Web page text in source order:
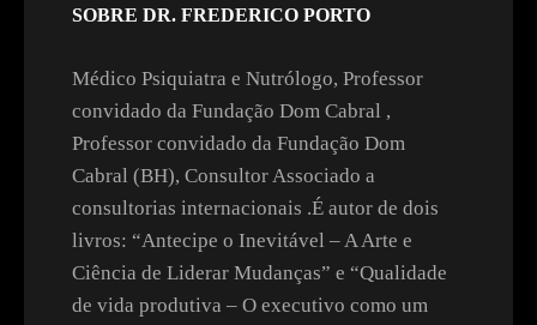
SOBRE DR. FREDERICO PORTO
Médico Psiquiatra e Nutrólogo, Professor
convidado da Fundação Dom Cabral ,
Professor convidado da Fundação Dom
Cabral (BH), Consultor Associado a
consultorias internacionais .É autor de dois
livros: “Antecipe o Inevitável – A Arte e
Ciência de Liderar Mudanças” e “Qualidade
de vida produtiva – O executivo como um